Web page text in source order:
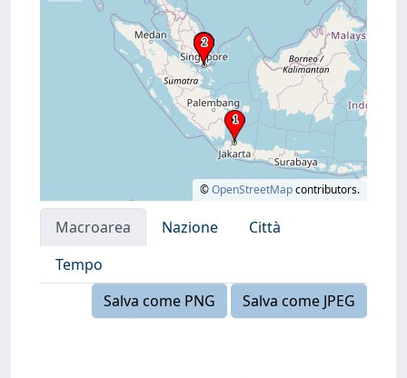
©OpenStreetMapcontributors.
Macroarea Nazione
Città
Tempo
Salva come PNG
Salva come JPEG